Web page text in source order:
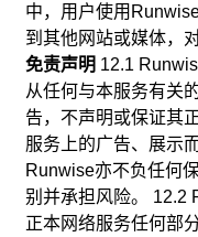
中，用户使用
到其他网站或媒体，
免责声明 12.1
从任何与本服务有关
告，不声明或保证其
服务上的广告、展示
Runwise亦不负任何
别并承担风险。 12.2
正本网络服务任何部